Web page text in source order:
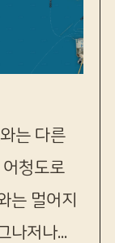
는 다른
청도로
는 멀어지
나저나...